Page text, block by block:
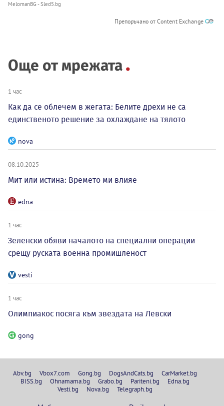
MelomanBG - Sled5.bg
Препоръчано от Content Exchange
Още от мрежата
1 час
Как да се облечем в жегата: Белите дрехи не са
единственото решение за охлаждане на тялото
nova
08.10.2025
Мит или истина: Времето ми влияе
edna
1 час
Зеленски обяви началото на специални операции
срещу руската военна промишленост
vesti
1 час
Олимпиакос посяга към звездата на Левски
gong
Abv.bg Vbox7.com Gong.bg DogsAndCats.bg
CarMarket.bg
BISS.bg
Ohnamama.bg Grabo.bg Pariteni.bg
Edna.bg
Vesti.bg
Nova.bg Telegraph.bg